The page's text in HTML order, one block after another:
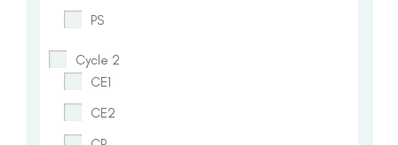
PS
Cycle 2
CE1
CE2